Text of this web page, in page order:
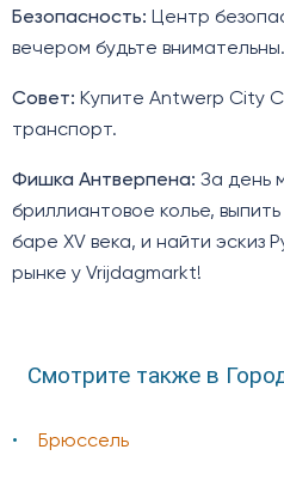
Безопасность: Центр
вечером будьте внимательны.
Совет: Купите Antwerp City
транспорт.
Фишка Антверпена: За день
бриллиантовое колье,
баре XV века, и найти эскиз
рынке у Vrijdagmarkt!
Смотрите также в
Брюссель